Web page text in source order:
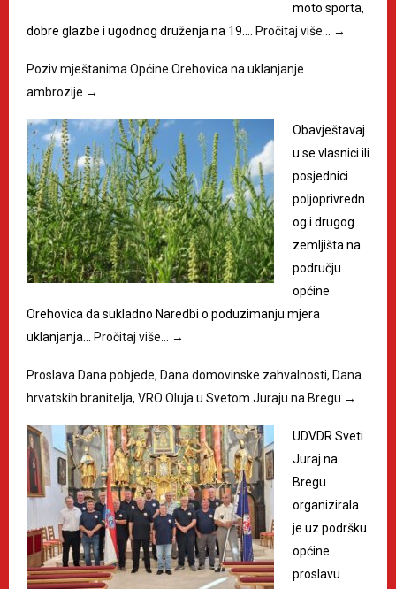
moto sporta,
dobre glazbe i ugodnog druženja na 19.… Pročitaj više… →
Poziv mještanima Općine Orehovica na uklanjanje
ambrozije →
Obavještavaj
u se vlasnici ili
posjednici
poljoprivredn
og i drugog
zemljišta na
području
općine
Orehovica da sukladno Naredbi o poduzimanju mjera
uklanjanja… Pročitaj više… →
Proslava Dana pobjede, Dana domovinske zahvalnosti, Dana
hrvatskih branitelja, VRO Oluja u Svetom Juraju na Bregu →
UDVDR Sveti
Juraj na
Bregu
organizirala
je uz podršku
općine
proslavu